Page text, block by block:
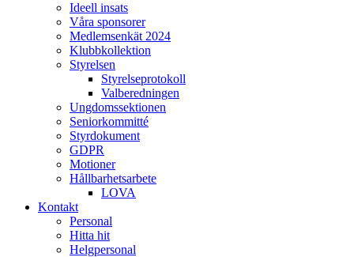
Ideell insats
Våra sponsorer
Medlemsenkät 2024
Klubbkollektion
Styrelsen
Styrelseprotokoll
Valberedningen
Ungdomssektionen
Seniorkommitté
Styrdokument
GDPR
Motioner
Hållbarhetsarbete
LOVA
Kontakt
Personal
Hitta hit
Helgpersonal